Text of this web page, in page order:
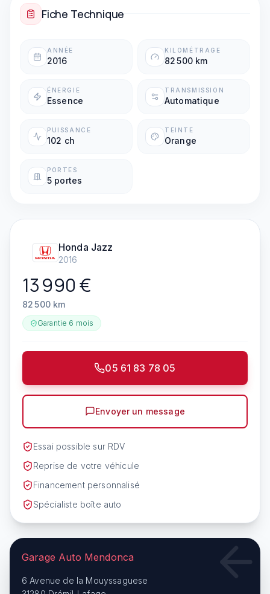
Fiche Technique
ANNÉE
2016
KILOMÉTRAGE
82 500 km
ÉNERGIE
Essence
TRANSMISSION
Automatique
PUISSANCE
102 ch
TEINTE
Orange
PORTES
5 portes
Honda Jazz
2016
13 990€
82 500km
Garantie 6 mois
05 61 83 78 05
Envoyer un message
Essai possible sur RDV
Reprise de votre véhicule
Financement personnalisé
Spécialiste boîte auto
Garage Auto Mendonca
6 Avenue de la Mouyssaguese